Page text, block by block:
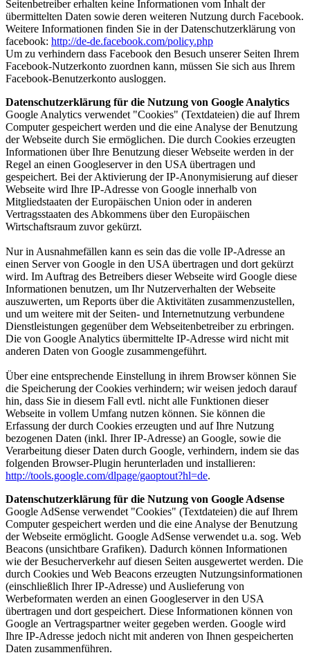
Seitenbetreiber erhalten keine Informationen vom Inhalt der
übermittelten Daten sowie deren weiteren Nutzung durch Facebook.
Weitere Informationen finden Sie in der Datenschutzerklärung von
facebook: http://de-de.facebook.com/policy.php
Um zu verhindern dass Facebook den Besuch unserer Seiten Ihrem
Facebook-Nutzerkonto zuordnen kann, müssen Sie sich aus Ihrem
Facebook-Benutzerkonto ausloggen.
Datenschutzerklärung für die Nutzung von Google Analytics
Google Analytics verwendet "Cookies" (Textdateien) die auf Ihrem
Computer gespeichert werden und die eine Analyse der Benutzung
der Webseite durch Sie ermöglichen. Die durch Cookies erzeugten
Informationen über Ihre Benutzung dieser Webseite werden in der
Regel an einen Googleserver in den USA übertragen und
gespeichert. Bei der Aktivierung der IP-Anonymisierung auf dieser
Webseite wird Ihre IP-Adresse von Google innerhalb von
Mitgliedstaaten der Europäischen Union oder in anderen
Vertragsstaaten des Abkommens über den Europäischen
Wirtschaftsraum zuvor gekürzt.
Nur in Ausnahmefällen kann es sein das die volle IP-Adresse an
einen Server von Google in den USA übertragen und dort gekürzt
wird. Im Auftrag des Betreibers dieser Webseite wird Google diese
Informationen benutzen, um Ihr Nutzerverhalten der Webseite
auszuwerten, um Reports über die Aktivitäten zusammenzustellen,
und um weitere mit der Seiten- und Internetnutzung verbundene
Dienstleistungen gegenüber dem Webseitenbetreiber zu erbringen.
Die von Google Analytics übermittelte IP-Adresse wird nicht mit
anderen Daten von Google zusammengeführt.
Über eine entsprechende Einstellung in ihrem Browser können Sie
die Speicherung der Cookies verhindern; wir weisen jedoch darauf
hin, dass Sie in diesem Fall evtl. nicht alle Funktionen dieser
Webseite in vollem Umfang nutzen können. Sie können die
Erfassung der durch Cookies erzeugten und auf Ihre Nutzung
bezogenen Daten (inkl. Ihrer IP-Adresse) an Google, sowie die
Verarbeitung dieser Daten durch Google, verhindern, indem sie das
folgenden Browser-Plugin herunterladen und installieren:
http://tools.google.com/dlpage/gaoptout?hl=de.
Datenschutzerklärung für die Nutzung von Google Adsense
Google AdSense verwendet "Cookies" (Textdateien) die auf Ihrem
Computer gespeichert werden und die eine Analyse der Benutzung
der Webseite ermöglicht. Google AdSense verwendet u.a. sog. Web
Beacons (unsichtbare Grafiken). Dadurch können Informationen
wie der Besucherverkehr auf diesen Seiten ausgewertet werden. Die
durch Cookies und Web Beacons erzeugten Nutzungsinformationen
(einschließlich Ihrer IP-Adresse) und Auslieferung von
Werbeformaten werden an einen Googleserver in den USA
übertragen und dort gespeichert. Diese Informationen können von
Google an Vertragspartner weiter gegeben werden. Google wird
Ihre IP-Adresse jedoch nicht mit anderen von Ihnen gespeicherten
Daten zusammenführen.